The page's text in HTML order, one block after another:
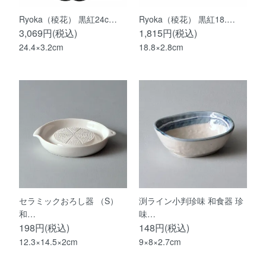
Ryoka（稜花） 黒紅24c…
3,069円(税込)
24.4×3.2cm
Ryoka（稜花） 黒紅18.…
1,815円(税込)
18.8×2.8cm
セラミックおろし器 （S）
和…
198円(税込)
12.3×14.5×2cm
渕ライン小判珍味 和食器 珍
味…
148円(税込)
9×8×2.7cm